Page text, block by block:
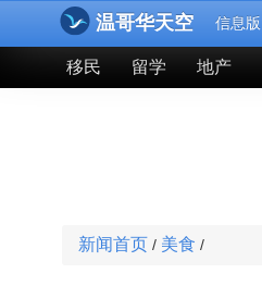
温哥华天空 信息版
移民 留学 地产
新闻首页 / 美食 /